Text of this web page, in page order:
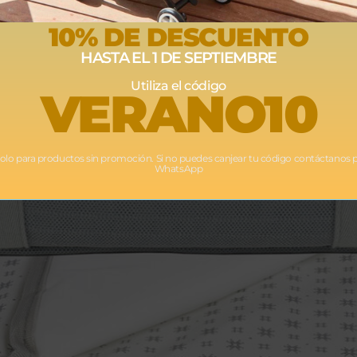
10% DE DESCUENTO
HASTA EL 1 DE SEPTIEMBRE
Utiliza el código
VERANO10
para productos sin promoción. Si no puedes canjear tu código contáctanos
WhatsApp